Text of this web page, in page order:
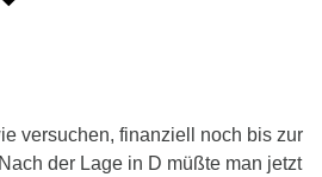
versuchen, finanziell noch bis zur
der Lage in D müßte man jetzt